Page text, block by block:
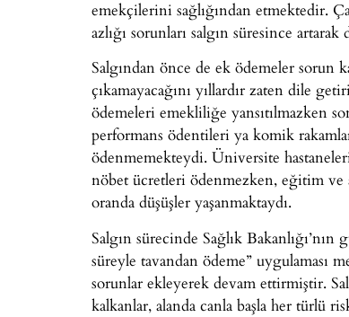
emekçilerini sağlığından etmektedir.
azlığı sorunları salgın süresince
Salgından önce de ek ödemeler sorun
çıkamayacağını yıllardır zaten dile
ödemeleri emekliliğe yansıtılmazken
performans ödentileri ya komik
ödenmemekteydi. Üniversite
nöbet ücretleri ödenmezken, eğitim ve
oranda düşüşler yaşanmaktaydı.
Salgın sürecinde Sağlık
süreyle tavandan ödeme” uygulaması
sorunlar ekleyerek devam ettirmiştir.
kalkanlar, alanda canla başla her türlü